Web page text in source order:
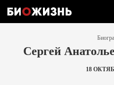
Сергей
18